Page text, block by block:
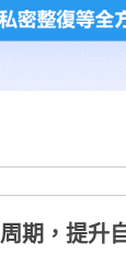
期，提升